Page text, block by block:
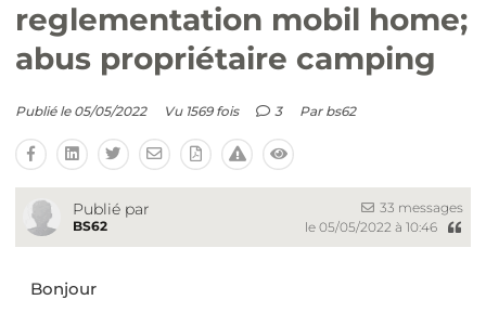
reglementation mobil home;
abus propriétaire camping
Publié le 05/05/2022 Vu 1569 fois 3 Par bs62
Publié par
BS62
33 messages
le 05/05/2022 à 10:46
Bonjour